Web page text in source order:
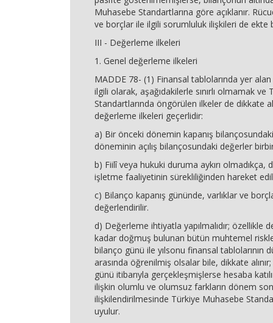
Muhasebe Standartlarına göre açıklanır.
ve borçlar ile ilgili sorumluluk ilişkileri de ekte
III - Değerleme ilkeleri
1. Genel değerleme ilkeleri
MADDE 78- (1) Finansal tablolarında yer
ilgili olarak, aşağıdakilerle sınırlı olmamak
Standartlarında öngörülen ilkeler de dikkate
değerleme ilkeleri geçerlidir:
a) Bir önceki dönemin kapanış
döneminin açılış bilançosundaki değerler
b) Fiilî veya hukuki duruma aykırı olmadıkça,
işletme faaliyetinin sürekliliğinden hareket
c) Bilanço kapanış gününde, varlıklar ve
değerlendirilir.
d) Değerleme ihtiyatla yapılmalıdır; özellikle
kadar doğmuş bulunan bütün muhtemel
bilanço günü ile yılsonu finansal tablolarının
arasında öğrenilmiş olsalar bile, dikkate
günü itibarıyla gerçekleşmişlerse hesaba
ilişkin olumlu ve olumsuz farkların dönem
ilişkilendirilmesinde Türkiye Muhasebe
uyulur.